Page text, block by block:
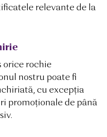
relevante de la
orice rochie
nostru poate fi
cu excepția
promoționale de până